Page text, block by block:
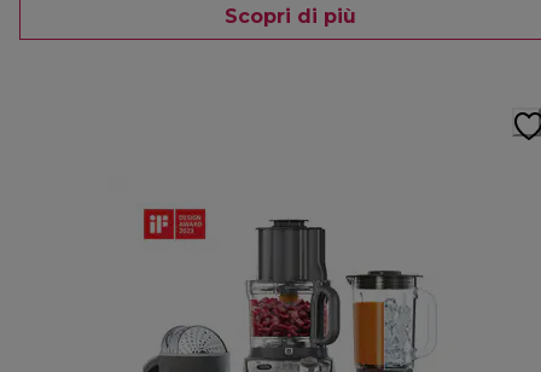
Scopri di più